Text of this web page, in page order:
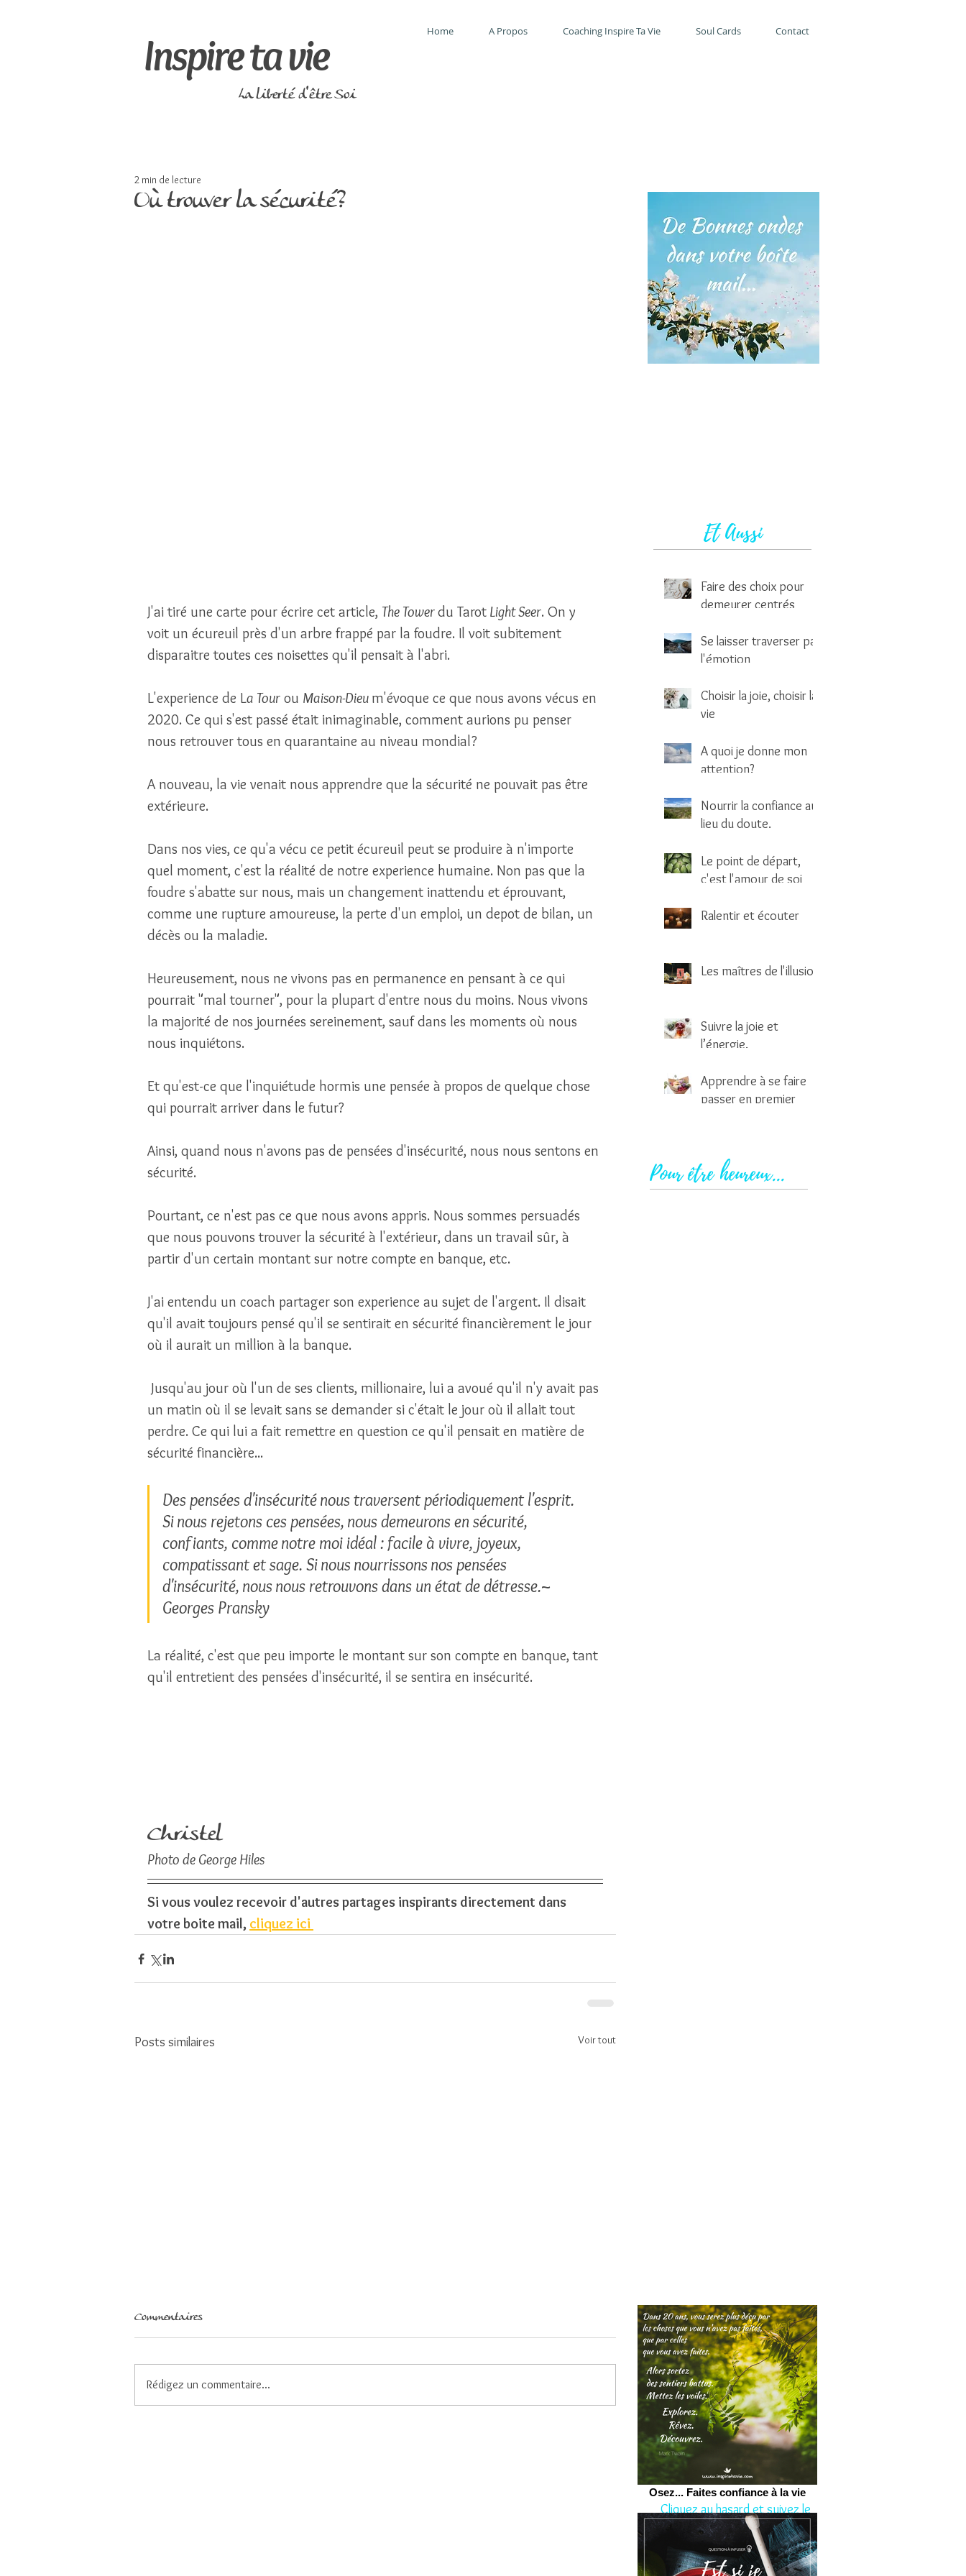
Home A Propos Coaching Inspire Ta Vie Soul Cards Contact
Inspire ta vie
La liberté d'être Soi
Où trouver la sécurité?
2 min de lecture
J'ai tiré une carte pour écrire cet article, The Tower du Tarot Light Seer. On y
voit un écureuil près d'un arbre frappé par la foudre. Il voit subitement
disparaitre toutes ces noisettes qu'il pensait à l'abri.
L'experience de La Tour ou Maison-Dieu m'évoque ce que nous avons vécus en
2020. Ce qui s'est passé était inimaginable, comment aurions pu penser
nous retrouver tous en quarantaine au niveau mondial?
A nouveau, la vie venait nous apprendre que la sécurité ne pouvait pas être
extérieure.
Dans nos vies, ce qu'a vécu ce petit écureuil peut se produire à n'importe
quel moment, c'est la réalité de notre experience humaine. Non pas que la
foudre s'abatte sur nous, mais un changement inattendu et éprouvant,
comme une rupture amoureuse, la perte d'un emploi, un depot de bilan, un
décès ou la maladie.
Heureusement, nous ne vivons pas en permanence en pensant à ce qui
pourrait "mal tourner", pour la plupart d'entre nous du moins. Nous vivons
la majorité de nos journées sereinement, sauf dans les moments où nous
nous inquiétons.
Et qu'est-ce que l'inquiétude hormis une pensée à propos de quelque chose
qui pourrait arriver dans le futur?
Ainsi, quand nous n'avons pas de pensées d'insécurité, nous nous sentons en
sécurité.
Pourtant, ce n'est pas ce que nous avons appris. Nous sommes persuadés
que nous pouvons trouver la sécurité à l'extérieur, dans un travail sûr, à
partir d'un certain montant sur notre compte en banque, etc.
J'ai entendu un coach partager son experience au sujet de l'argent. Il disait
qu'il avait toujours pensé qu'il se sentirait en sécurité financièrement le jour
où il aurait un million à la banque.
un matin où il se levait sans se demander si c'était le jour où il allait tout
perdre. Ce qui lui a fait remettre en question ce qu'il pensait en matière de
sécurité financière...
Des pensées d'insécurité nous traversent périodiquement l'esprit.
Si nous rejetons ces pensées, nous demeurons en sécurité,
confiants, comme notre moi idéal : facile à vivre, joyeux,
compatissant et sage. Si nous nourrissons nos pensées
d'insécurité, nous nous retrouvons dans un état de détresse.~
Georges Pransky
La réalité, c'est que peu importe le montant sur son compte en banque, tant
qu'il entretient des pensées d'insécurité, il se sentira en insécurité.
Christel
Photo de George Hiles
Si vous voulez recevoir d'autres partages inspirants directement dans
votre boite mail, cliquez ici
Posts similaires Voir tout
Commentaires
Rédigez un commentaire...
Et Aussi
Faire des choix pour
demeurer centrés
Se laisser traverser par
l'émotion
Choisir la joie, choisir la
vie
A quoi je donne mon
attention?
Nourrir la confiance au
lieu du doute.
Le point de départ,
c'est l'amour de soi
Ralentir et écouter
Les maîtres de l'illusion
Suivre la joie et
l’énergie.
Apprendre à se faire
passer en premier
Pour être heureux...
Cliquez au hasard et suivez le
conseil aujourd'hui.
Osez... Faites confiance à la vie